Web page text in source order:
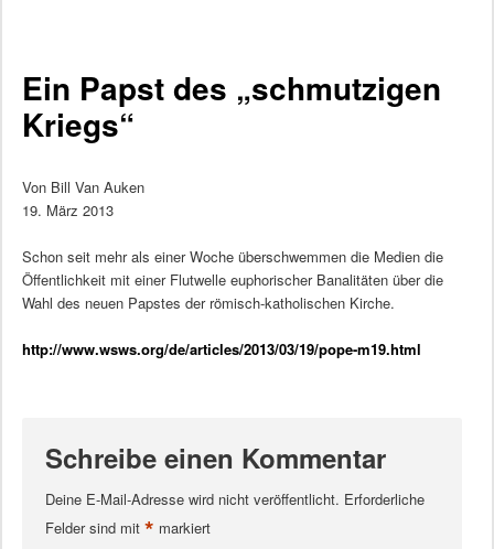
Ein Papst des „schmutzigen
Kriegs“
Von Bill Van Auken
19. März 2013
Schon seit mehr als einer Woche überschwemmen die Medien die
Öffentlichkeit mit einer Flutwelle euphorischer Banalitäten über die
Wahl des neuen Papstes der römisch-katholischen Kirche.
http://www.wsws.org/de/articles/2013/03/19/pope-m19.html
Schreibe einen Kommentar
Deine E-Mail-Adresse wird nicht veröffentlicht. Erforderliche
Felder sind mit * markiert